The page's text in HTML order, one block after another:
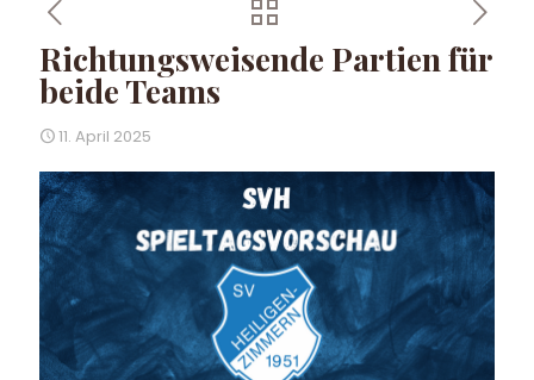
Richtungsweisende Partien für
beide Teams
11. April 2025